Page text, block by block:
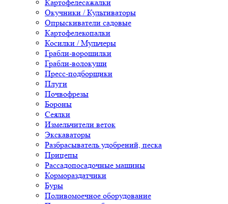
Картофелесажалки
Окучники / Культиваторы
Опрыскиватели садовые
Картофелекопалки
Косилки / Мульчеры
Грабли-ворошилки
Грабли-волокуши
Пресс-подборщики
Плуги
Почвофрезы
Бороны
Сеялки
Измельчители веток
Экскаваторы
Разбрасыватель удобрений, песка
Прицепы
Рассадопосадочные машины
Кормораздатчики
Буры
Поливомоечное оборудование